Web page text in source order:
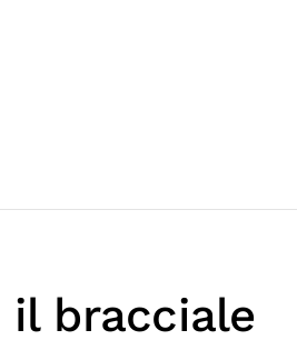
il bracciale